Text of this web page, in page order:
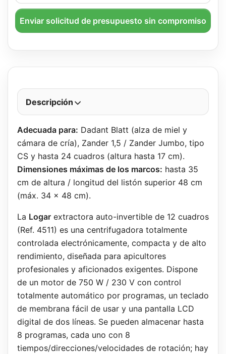
Enviar solicitud de presupuesto sin compromiso
Descripción
Adecuada para: Dadant Blatt (alza de miel y
cámara de cría), Zander 1,5 / Zander Jumbo, tipo
CS y hasta 24 cuadros (altura hasta 17 cm).
Dimensiones máximas de los marcos: hasta 35
cm de altura / longitud del listón superior 48 cm
(máx. 34 x 48 cm).
La Logarextractora auto-invertible de 12 cuadros
(Ref. 4511) es una centrifugadora totalmente
controlada electrónicamente, compacta y de alto
rendimiento, diseñada para apicultores
profesionales y aficionados exigentes. Dispone
de un motor de 750 W / 230 V con control
totalmente automático por programas, un teclado
de membrana fácil de usar y una pantalla LCD
digital de dos líneas. Se pueden almacenar hasta
8 programas, cada uno con 8
tiempos/direcciones/velocidades de rotación; hay